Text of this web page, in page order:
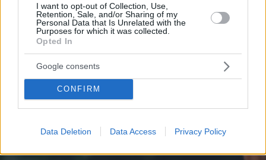
I want to opt-out of Collection, Use,
Retention, Sale, and/or Sharing of my
Personal Data that Is Unrelated with the
Purposes for which it was collected.
Opted In
Google consents
CONFIRM
Data Deletion Data Access Privacy Policy